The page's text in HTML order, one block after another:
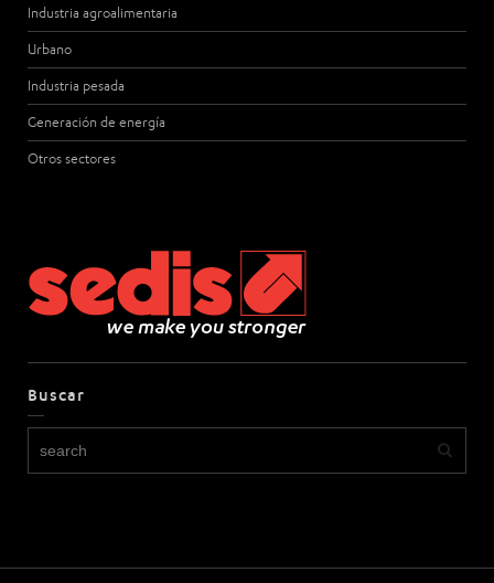
Industria agroalimentaria
Urbano
Industria pesada
Generación de energía
Otros sectores
Buscar